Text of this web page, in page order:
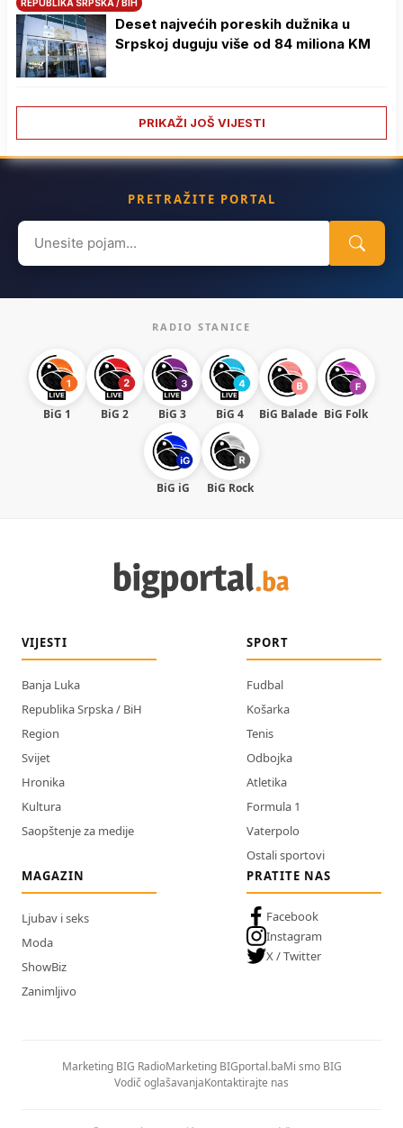
REPUBLIKA SRPSKA / BIH
Deset najvećih poreskih dužnika u
Srpskoj duguju više od 84 miliona KM
PRIKAŽI JOŠ VIJESTI
PRETRAŽITE PORTAL
Search
for:
RADIO STANICE
BiG 1 BiG 2 BiG 3 BiG 4 BiG Balade BiG Folk
BiG iG BiG Rock
VIJESTI
Banja Luka
Republika Srpska / BiH
Region
Svijet
Hronika
Kultura
Saopštenje za medije
SPORT
Fudbal
Košarka
Tenis
Odbojka
Atletika
Formula 1
Vaterpolo
Ostali sportovi
MAGAZIN
Ljubav i seks
Moda
ShowBiz
Zanimljivo
PRATITE NAS
Facebook
Instagram
X / Twitter
Marketing BIG RadioMarketing BIGportal.baMi smo BIG
Vodič oglašavanjaKontaktirajte nas